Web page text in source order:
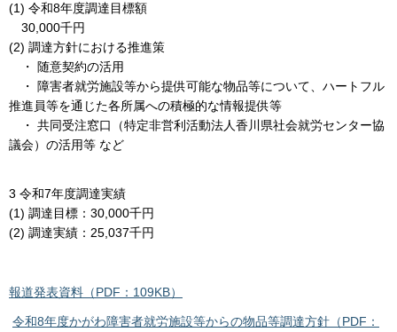
(1) 令和8年度調達目標額
30,000千円
(2) 調達方針における推進策
・ 随意契約の活用
・ 障害者就労施設等から提供可能な物品等について、ハートフル
推進員等を通じた各所属への積極的な情報提供等
・ 共同受注窓口（特定非営利活動法人香川県社会就労センター協
議会）の活用等 など
3 令和7年度調達実績
(1) 調達目標：30,000千円
(2) 調達実績：25,037千円
報道発表資料（PDF：109KB）
令和8年度かがわ障害者就労施設等からの物品等調達方針（PDF：